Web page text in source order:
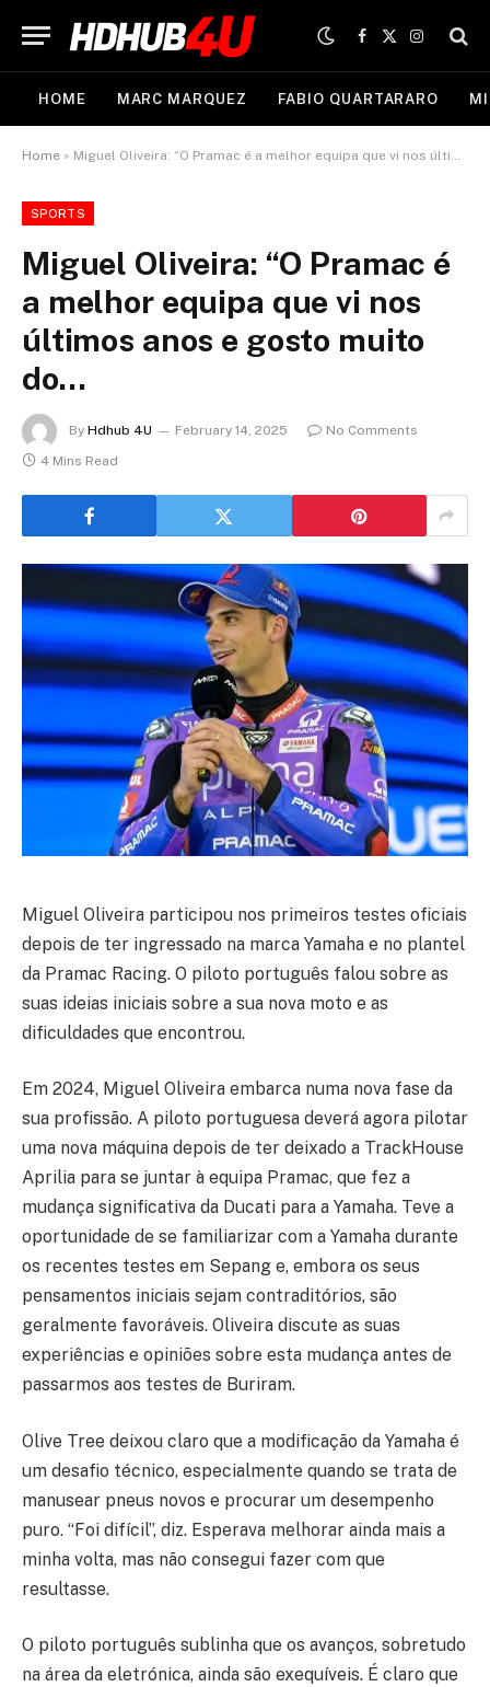
Facebook
X
(Twitter)
Instagram
HOME MARC MARQUEZ FABIO QUARTARARO
Home » Miguel Oliveira: “O Pramac é a melhor equipa que vi nos últimos anos e gosto muito do…
SPORTS
Miguel Oliveira: “O Pramac é
a melhor equipa que vi nos
últimos anos e gosto muito
do…
By Hdhub 4U February 14, 2025
No Comments
4 Mins Read
Miguel Oliveira participou nos primeiros testes oficiais
depois de ter ingressado na marca Yamaha e no plantel
da Pramac Racing. O piloto português falou sobre as
suas ideias iniciais sobre a sua nova moto e as
dificuldades que encontrou.
Em 2024, Miguel Oliveira embarca numa nova fase da
sua profissão. A piloto portuguesa deverá agora pilotar
uma nova máquina depois de ter deixado a TrackHouse
Aprilia para se juntar à equipa Pramac, que fez a
mudança significativa da Ducati para a Yamaha. Teve a
oportunidade de se familiarizar com a Yamaha durante
os recentes testes em Sepang e, embora os seus
pensamentos iniciais sejam contraditórios, são
geralmente favoráveis. Oliveira discute as suas
experiências e opiniões sobre esta mudança antes de
passarmos aos testes de Buriram.
Olive Tree deixou claro que a modificação da Yamaha é
um desafio técnico, especialmente quando se trata de
manusear pneus novos e procurar um desempenho
puro. “Foi difícil”, diz. Esperava melhorar ainda mais a
minha volta, mas não consegui fazer com que
resultasse.
O piloto português sublinha que os avanços, sobretudo
na área da eletrónica, ainda são exequíveis. É claro que